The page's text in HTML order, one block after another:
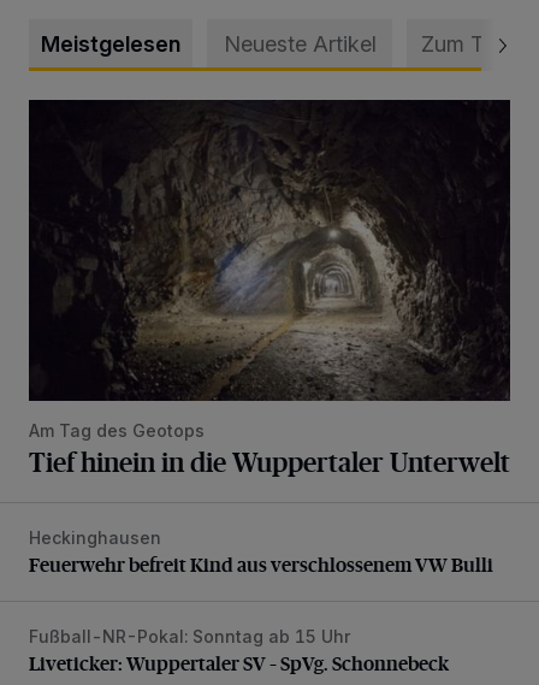
Meistgelesen Neueste Artikel Zum Thema
Am Tag des Geotops
Tief hinein in die Wuppertaler Unterwelt
Feuerwehr befreit Kind aus verschlossenem VW Bulli
Heckinghausen
Feuerwehr befreit Kind aus verschlossenem VW Bulli
Liveticker: Wuppertaler SV – SpVg. Schonnebeck
Fußball-NR-Pokal: Sonntag ab 15 Uhr
Liveticker: Wuppertaler SV – SpVg. Schonnebeck